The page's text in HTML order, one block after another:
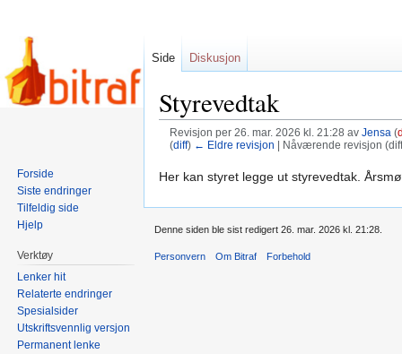
Styrevedtak
Revisjon per 26. mar. 2026 kl. 21:28 av Jensa (
(diff) ← Eldre revisjon | Nåværende revisjon
Hopp
Hopp
Her kan styret legge ut styrevedtak.
Side Diskusjon
Forside
Siste endringer
Tilfeldig side
Hjelp
Verktøy
Lenker hit
Relaterte endringer
Spesialsider
Utskriftsvennlig versjon
Permanent lenke
Denne siden ble sist redigert 26. mar. 2026 kl. 21:28.
Personvern Om Bitraf Forbehold